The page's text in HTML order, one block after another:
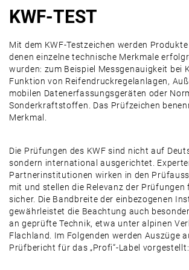
KWF-TEST
Mit dem KWF-Testzeichen werden
denen einzelne technische Merkmale
wurden: zum Beispiel Messgenauigkeit bei
Funktion von Reifendruckregelanlagen,
mobilen Datenerfassungsgeräten oder
Sonderkraftstoffen. Das Prüfzeichen
Merkmal.
Die Prüfungen des KWF sind nicht auf
sondern international ausgerichtet.
Partnerinstitutionen wirken in den
mit und stellen die Relevanz der Prüfungen
sicher. Die Bandbreite der einbezogenen
gewährleistet die Beachtung auch
an geprüfte Technik, etwa unter alpinen
Flachland. Im Folgenden werden Auszüge
Prüfbericht für das ­„Profi“-Label vorgestellt: